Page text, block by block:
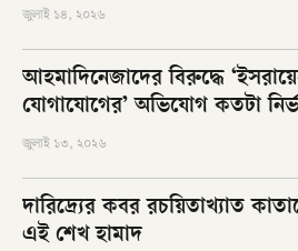
জুলাই ১৪, ২০২৬
আহমাদিনেজাদের বিরুদ্ধে
যোগাযোগের’ অভিযোগ কতটা
জুলাই ১৩, ২০২৬
দারিদ্র্যের কবর রচয়িতাখ্যাত
এই শেখ হামাদ